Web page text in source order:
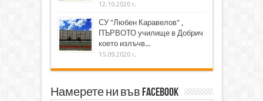
12.10.2020 г.
СУ "Любен Каравелов" ,
ПЪРВОТО училище в Добрич
което излъчв...
15.09.2020 г.
Намерете ни във Facebook